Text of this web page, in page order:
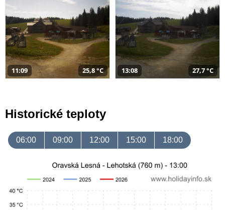
11:09 25,8 °C 13:08 27,7 °C
Historické teploty
06:00 09:00 12:00 15:00 18:00